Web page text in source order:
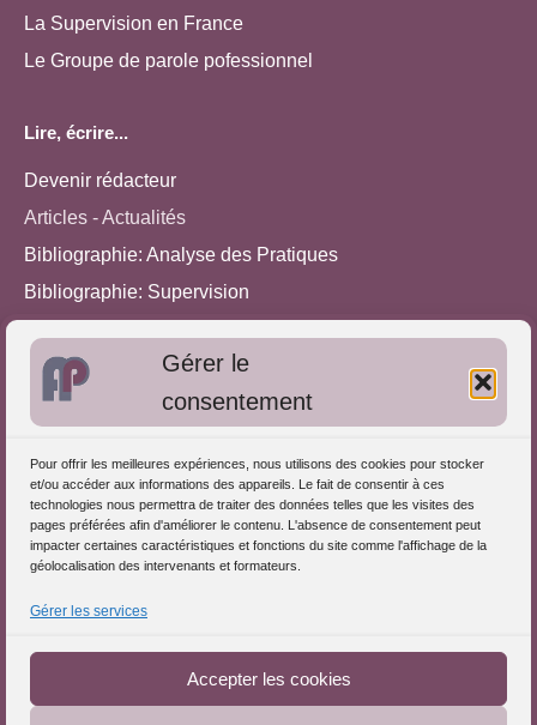
Gérer le
consentement
Pour offrir les meilleures expériences, nous utilisons des cookies pour stocker
et/ou accéder aux informations des appareils. Le fait de consentir à ces
technologies nous permettra de traiter des données telles que les visites des
pages préférées afin d'améliorer le contenu. L'absence de consentement peut
impacter certaines caractéristiques et fonctions du site comme l'affichage de la
géolocalisation des intervenants et formateurs.
Gérer les services
Accepter les cookies
La Supervision en France
Le Groupe de parole pofessionnel
Lire, écrire...
Devenir rédacteur
Articles - Actualités
Bibliographie: Analyse des Pratiques
Bibliographie: Supervision
Approches de l'Analyse des pratiques
S'inscrire dans l'Annuaire
Publiez vos formations
Charte déontologique
Téléchargez le Guide